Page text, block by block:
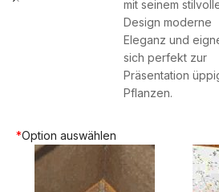
*Option auswählen